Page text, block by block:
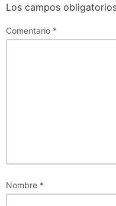
Los campos
Comentario *
Nombre *